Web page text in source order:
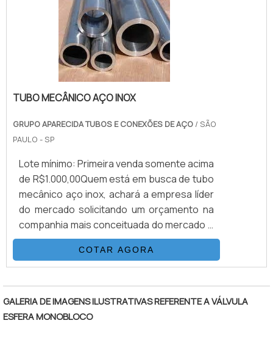
as instalações de linhas químicas,
petroquímicas, petróleo e farmacêuticas. A
linha Schedule para solda de topo da Acepil
oferece diâmetros a partir de 1/2” polegada
principalmente em Inox 304/L e 316/L.
TUBO MECÂNICO AÇO INOX
GRUPO APARECIDA TUBOS E CONEXÕES DE AÇO / SÃO
PAULO - SP
Lote mínimo: Primeira venda somente acima
de R$1.000,00Quem está em busca de tubo
mecânico aço inox, achará a empresa líder
do mercado solicitando um orçamento na
companhia mais conceituada do mercado e
descobrindo detalhes sobre a melhor em
qualidade e custo-benefício.ALGUNS
DETALHES SOBRE O TUBO MECÂNICO AÇO
INOXSe alguém procurar por tubo
mecânico aço inox em uma empresa
inovadora, encontra no Grupo Aparecida
COTAR AGORA
GALERIA DE IMAGENS ILUSTRATIVAS REFERENTE A VÁLVULA
ESFERA MONOBLOCO